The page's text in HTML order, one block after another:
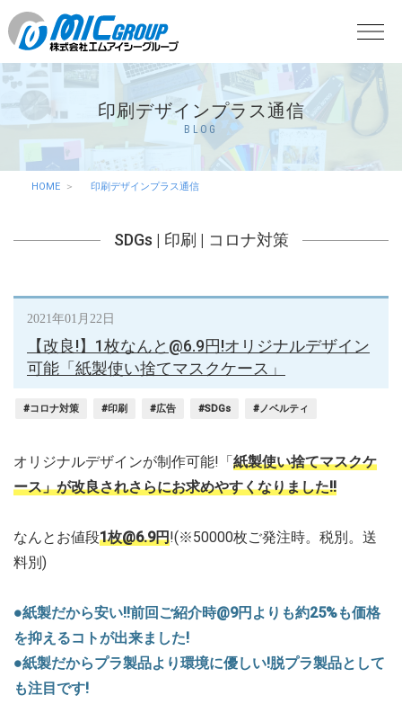
印刷デザインプラス通信
BLOG
HOME 印刷デザインプラス通信
SDGs | 印刷 | コロナ対策
2021年01月22日
【改良!】1枚なんと@6.9円!オリジナルデザイン
可能「紙製使い捨てマスクケース」
#コロナ対策 #印刷 #広告 #SDGs #ノベルティ
オリジナルデザインが制作可能!「紙製使い捨てマスクケ
ース」が改良されさらにお求めやすくなりました!!
なんとお値段1枚@6.9円!(※50000枚ご発注時。税別。送
料別)
●紙製だから安い!!前回ご紹介時@9円よりも約25%も価格
を抑えるコトが出来ました!
●紙製だからプラ製品より環境に優しい!脱プラ製品として
も注目です!